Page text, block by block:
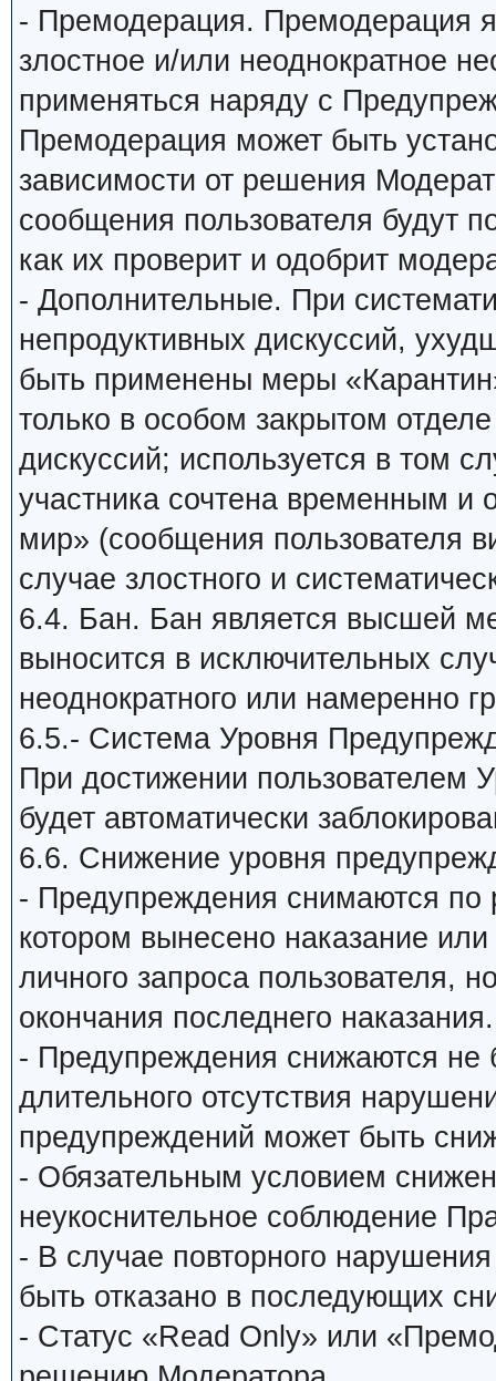
- Премодерация. Премодерация
злостное и/или неоднократное
применяться наряду с
Премодерация может быть
зависимости от решения
сообщения пользователя будут
как их проверит и одобрит
- Дополнительные. При
непродуктивных дискуссий,
быть применены меры
только в особом закрытом
дискуссий; используется в том
участника сочтена временным
мир» (сообщения пользователя
случае злостного и
6.4. Бан. Бан является высшей
выносится в исключительных
неоднократного или намеренно
6.5.- Система Уровня
При достижении пользователем
будет автоматически
6.6. Снижение уровня
- Предупреждения снимаются
котором вынесено наказание
личного запроса пользователя,
окончания последнего наказания.
- Предупреждения снижаются
длительного отсутствия
предупреждений может быть
- Обязательным условием
неукоснительное соблюдение
- В случае повторного
быть отказано в последующих
- Статус «Read Only» или